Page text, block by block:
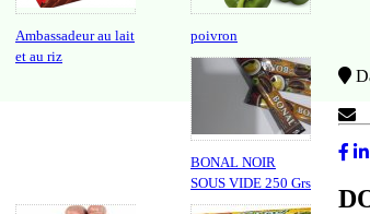
Ambassadeur au lait
et au riz
poivron
BONAL NOIR
SOUS VIDE 250 Grs